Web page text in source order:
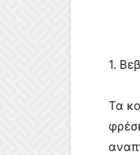
1.
Τα